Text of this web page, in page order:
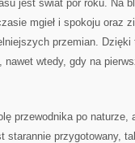
jest świat pór roku. Na
mgieł i spokoju oraz
przemian. Dzięki
wtedy, gdy na
przewodnika po naturze,
starannie przygotowany,